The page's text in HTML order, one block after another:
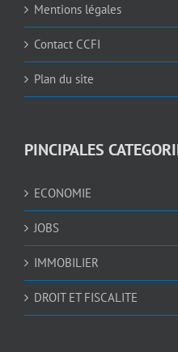
Mentions légales
Contact CCFI
Plan du site
PINCIPALES
ECONOMIE
JOBS
IMMOBILIER
DROIT ET FISCALITE